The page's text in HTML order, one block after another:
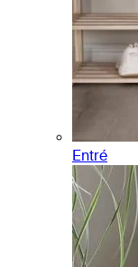
Entré